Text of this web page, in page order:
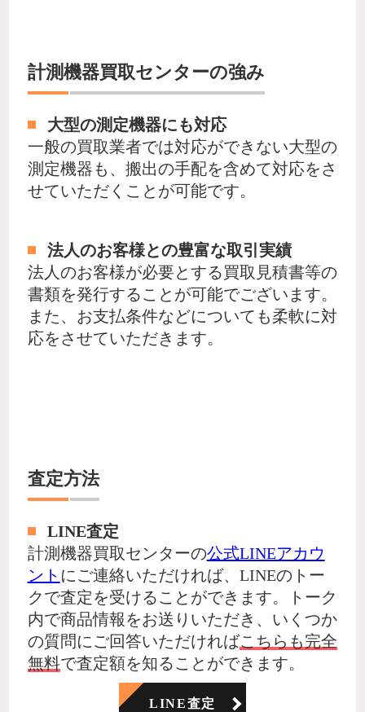
計測機器買取センターの強み
大型の測定機器にも対応
一般の買取業者では対応ができない大型の
測定機器も、搬出の手配を含めて対応をさ
せていただくことが可能です。
法人のお客様との豊富な取引実績
法人のお客様が必要とする買取見積書等の
書類を発行することが可能でございます。
また、お支払条件などについても柔軟に対
応をさせていただきます。
査定方法
LINE査定
計測機器買取センターの公式LINEアカウ
ント にご連絡いただければ、LINEのトー
クで査定を受けることができます。トーク
内で商品情報をお送りいただき、いくつか
の質問にご回答いただければこちらも完全
無料で査定額を知ることができます。
LINE査定